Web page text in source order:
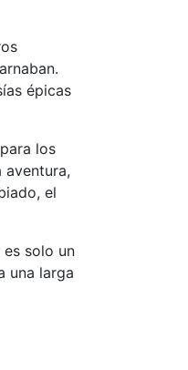
épicas
los
el
solo un
una larga